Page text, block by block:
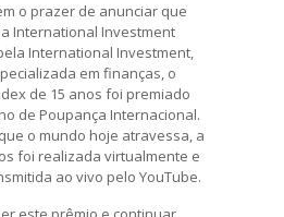
o prazer de anunciar que
International Investment
International Investment,
em finanças, o
de 15 anos foi premiado
de Poupança Internacional.
o mundo hoje atravessa, a
foi realizada virtualmente e
ao vivo pelo YouTube.